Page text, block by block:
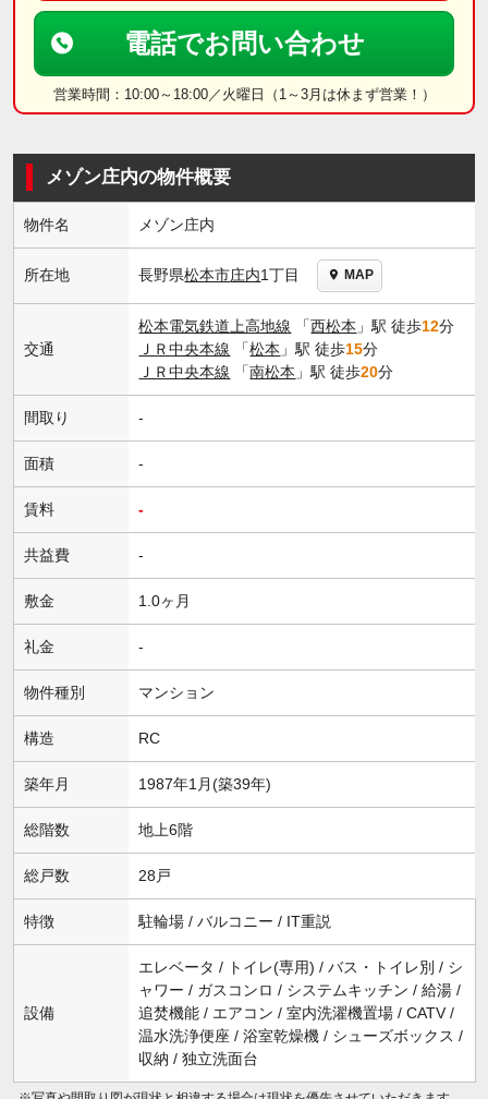
電話でお問い合わせ
営業時間：10:00～18:00／火曜日（1～3月は休まず営業！）
メゾン庄内の物件概要
物件名 メゾン庄内
所在地 長野県松本市庄内1丁目 MAP
交通
松本電気鉄道上高地線 「西松本 」駅 徒歩12分
ＪＲ中央本線 「松本 」駅 徒歩15分
ＪＲ中央本線 「南松本 」駅 徒歩20分
間取り -
面積 -
賃料 -
共益費 -
敷金 1.0ヶ月
礼金 -
物件種別 マンション
構造 RC
築年月 1987年1月(築39年)
総階数 地上6階
総戸数 28戸
特徴 駐輪場 / バルコニー / IT重説
設備
エレベータ / トイレ(専用) / バス・トイレ別 / シ
ャワー / ガスコンロ / システムキッチン / 給湯 /
追焚機能 / エアコン / 室内洗濯機置場 / CATV /
温水洗浄便座 / 浴室乾燥機 / シューズボックス /
収納 / 独立洗面台